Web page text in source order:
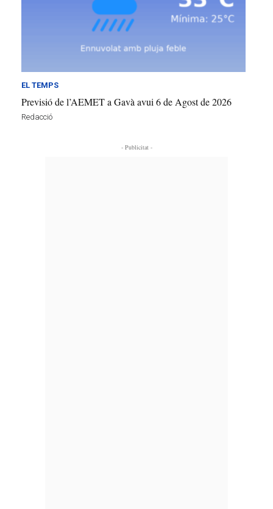
EL TEMPS
Previsió de l’AEMET a Gavà avui 6 de Agost de 2026
Redacció
- Publicitat -